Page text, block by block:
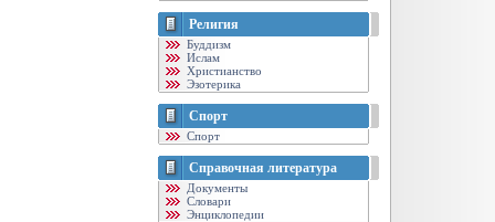
Религия
Буддизм
Ислам
Христианство
Эзотерика
Спорт
Спорт
Справочная литература
Документы
Словари
Энциклопедии